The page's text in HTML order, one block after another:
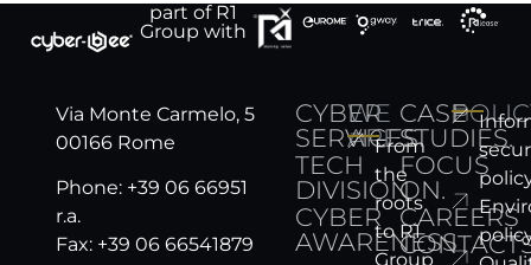
part of R1
Group with
Via Monte Carmelo, 5
00166 Rome
Phone: +39 06 66951
r.a.
Fax: +39 06 66541879
CYBER
SERVICES
TECH
DIVISION
CYBER
AWARENESS
WE
AREFrom
the
roots
to R1
Group
CASE
STUDIES.
FOCUS
ON.
CAREERS